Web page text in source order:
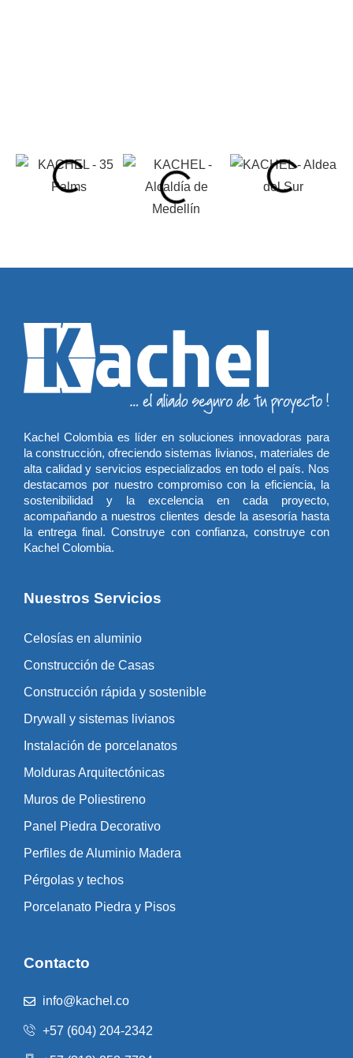
Kachel Colombia es líder en soluciones innovadoras para
la construcción, ofreciendo sistemas livianos, materiales de
alta calidad y servicios especializados en todo el país. Nos
destacamos por nuestro compromiso con la eficiencia, la
sostenibilidad y la excelencia en cada proyecto,
acompañando a nuestros clientes desde la asesoría hasta
la entrega final. Construye con confianza, construye con
Kachel Colombia.
Nuestros Servicios
Celosías en aluminio
Construcción de Casas
Construcción rápida y sostenible
Drywall y sistemas livianos
Instalación de porcelanatos
Molduras Arquitectónicas
Muros de Poliestireno
Panel Piedra Decorativo
Perfiles de Aluminio Madera
Pérgolas y techos
Porcelanato Piedra y Pisos
Contacto
info@kachel.co
+57 (604) 204-2342